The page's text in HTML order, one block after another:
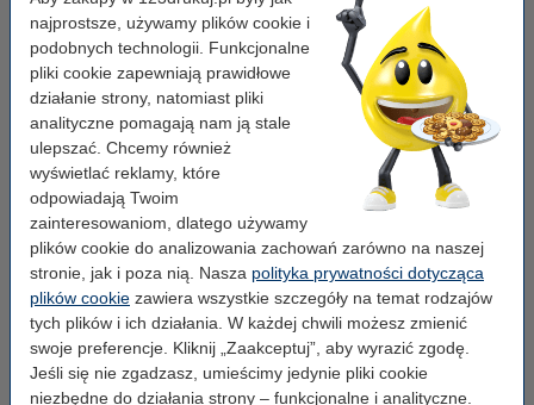
najprostsze, używamy plików cookie i
podobnych technologii. Funkcjonalne
pliki cookie zapewniają prawidłowe
działanie strony, natomiast pliki
analityczne pomagają nam ją stale
ulepszać. Chcemy również
wyświetlać reklamy, które
odpowiadają Twoim
zainteresowaniom, dlatego używamy
plików cookie do analizowania zachowań zarówno na naszej
stronie, jak i poza nią. Nasza polityka prywatności dotycząca
plików cookie zawiera wszystkie szczegóły na temat rodzajów
tych plików i ich działania. W każdej chwili możesz zmienić
swoje preferencje. Kliknij „Zaakceptuj”, aby wyrazić zgodę.
Jeśli się nie zgadzasz, umieścimy jedynie pliki cookie
niezbędne do działania strony – funkcjonalne i analityczne.
toner
Wersja: zwiększona pojemność
Wydajność: ± 15.000 stron
Marka: Xerox
OEM: 016191800
Numer artykułu: 046618
Numer: 16191800
Wskazówka: zamów papier
Papier ksero A4 80 g/m2 (2500 szt.), 123drukuj
(5 ryz)
110,00 zł